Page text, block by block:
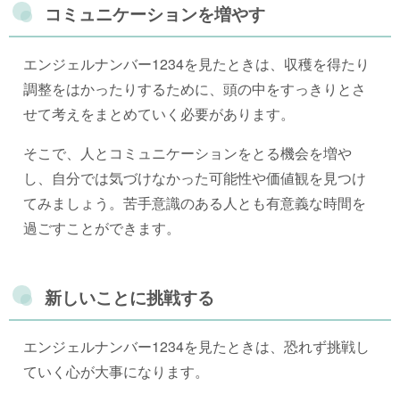
コミュニケーションを増やす
エンジェルナンバー1234を見たときは、収穫を得たり
調整をはかったりするために、頭の中をすっきりとさ
せて考えをまとめていく必要があります。
そこで、人とコミュニケーションをとる機会を増や
し、自分では気づけなかった可能性や価値観を見つけ
てみましょう。苦手意識のある人とも有意義な時間を
過ごすことができます。
新しいことに挑戦する
エンジェルナンバー1234を見たときは、恐れず挑戦し
ていく心が大事になります。